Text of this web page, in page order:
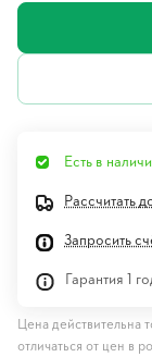
Есть в
Рассчитать
Запросить
Гарантия 1
Цена действительна
отличаться от цен в